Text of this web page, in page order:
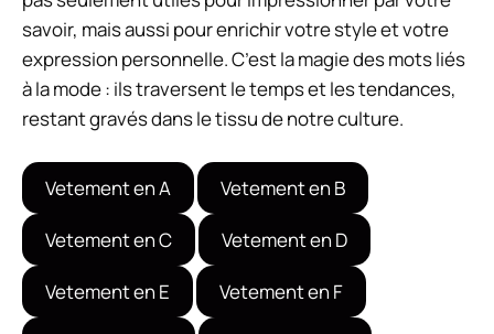
savoir, mais aussi pour enrichir votre style et votre
expression personnelle. C’est la magie des mots liés
à la mode : ils traversent le temps et les tendances,
restant gravés dans le tissu de notre culture.
Vetement en A Vetement en B
Vetement en C Vetement en D
Vetement en E Vetement en F